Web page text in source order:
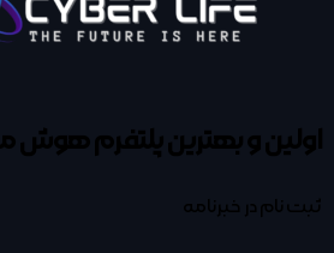
اولین و بهترین پلتفرمهوش
ثبت نام در خبرنامه